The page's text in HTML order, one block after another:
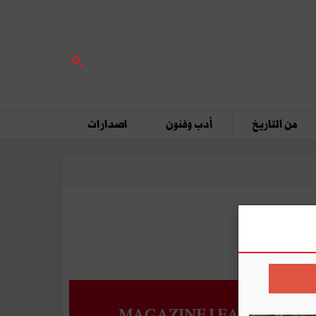
من التاريخ أدب وفنون اصدارات